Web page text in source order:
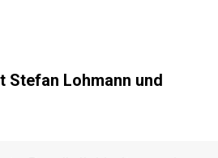
Stefan Lohmann und